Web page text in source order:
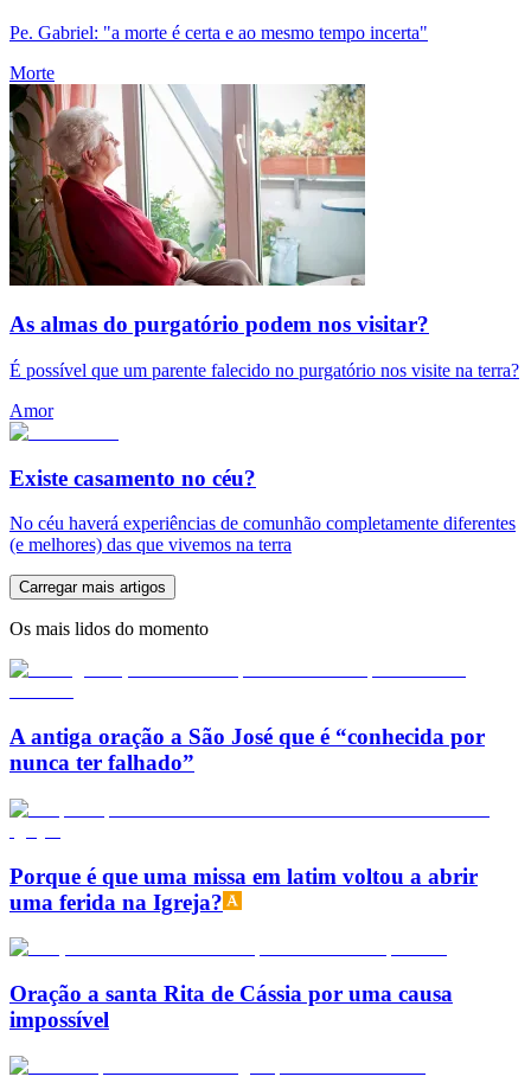
Pe. Gabriel: "a morte é certa e ao mesmo tempo incerta"
Morte
As almas do purgatório podem nos visitar?
É possível que um parente falecido no purgatório nos visite na terra?
Amor
Existe casamento no céu?
No céu haverá experiências de comunhão completamente diferentes
(e melhores) das que vivemos na terra
Carregar mais artigos
Os mais lidos do momento
A antiga oração a São José que é “conhecida por
nunca ter falhado”
Porque é que uma missa em latim voltou a abrir
uma ferida na Igreja?
Oração a santa Rita de Cássia por uma causa
impossível